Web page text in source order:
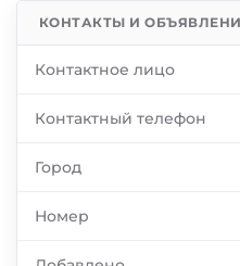
КОНТАКТЫ И
Контактное лицо
Контактный телефон
Город
Номер